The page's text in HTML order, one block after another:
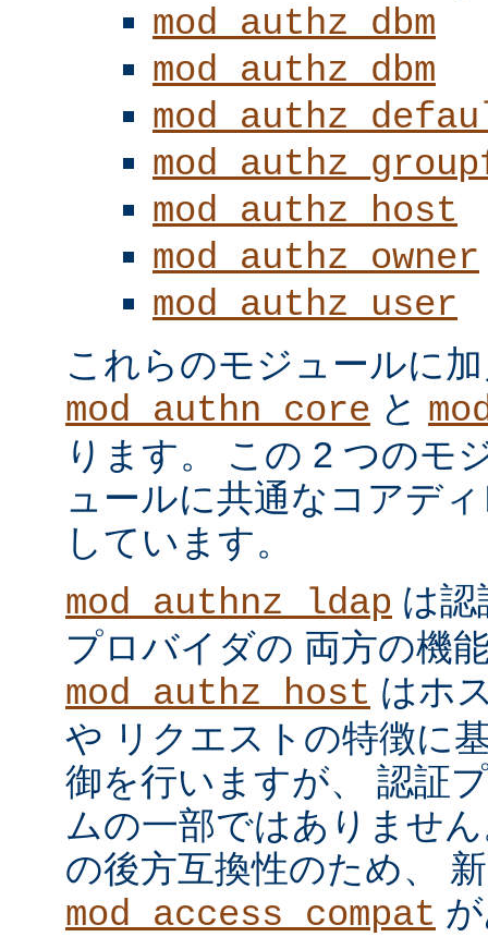
mod_authz_dbm
mod_authz_dbm
mod_authz_host
mod_authz_owner
mod_authz_user
これらのモジュールに
mod_authn_core と
ります。 この 2 つのモ
ュールに共通なコアデ
しています。
mod_authnz_ldap は
プロバイダの 両方の機
mod_authz_host はホ
や リクエストの特徴に
御を行いますが、 認証
ムの一部ではありませ
の後方互換性のため、
mod_access_compat